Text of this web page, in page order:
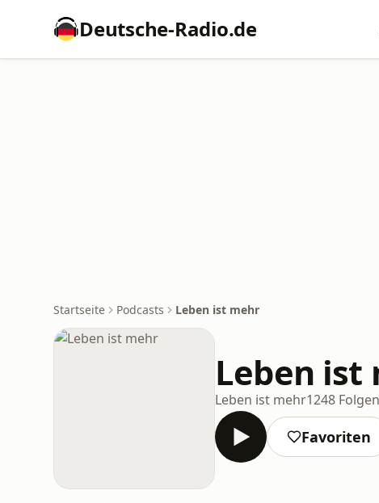
Deutsche-Radio.de
Startseite Podcasts Leben ist mehr
Leben ist
Leben ist mehr1248 Folgen
Favoriten